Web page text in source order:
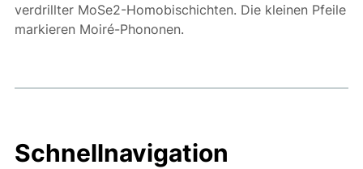
verdrillter MoSe2-Homobischichten. Die kleinen Pfeile
markieren Moiré-Phononen.
Schnellnavigation